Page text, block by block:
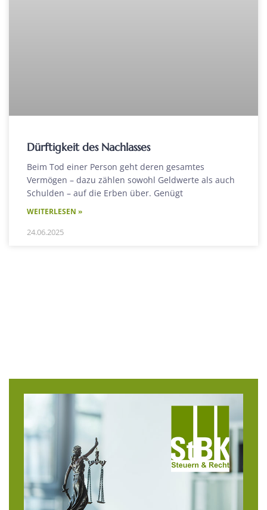
Dürftigkeit des Nachlasses
Beim Tod einer Person geht deren gesamtes
Vermögen – dazu zählen sowohl Geldwerte als auch
Schulden – auf die Erben über. Genügt
WEITERLESEN »
24.06.2025